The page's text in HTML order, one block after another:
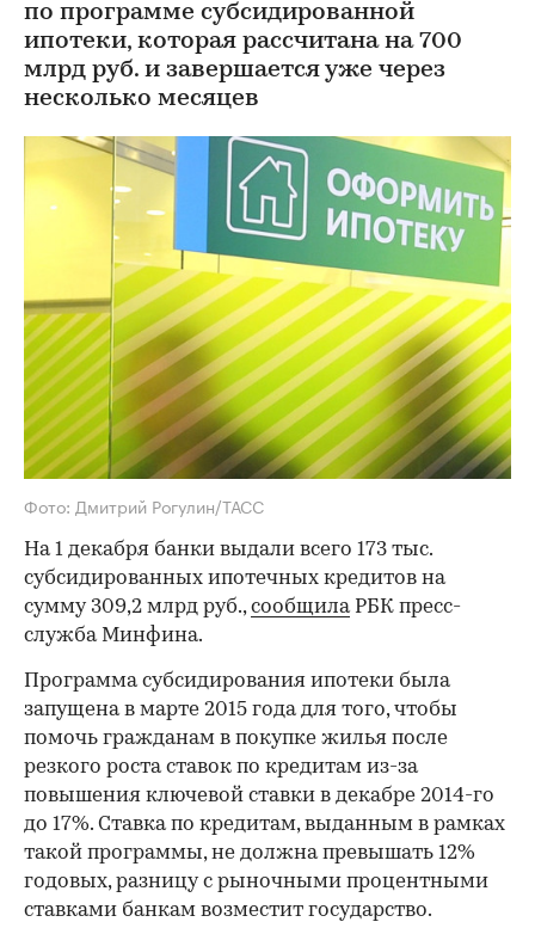
по программе субсидированной
ипотеки, которая рассчитана на 700
млрд руб. и завершается уже через
несколько месяцев
Фото: Дмитрий Рогулин/ТАСС
На 1 декабря банки выдали всего 173 тыс.
субсидированных ипотечных кредитов на
сумму 309,2 млрд руб.,сообщилаРБК пресс-
служба Минфина.
Программа субсидирования ипотеки была
запущена в марте 2015 года для того, чтобы
помочь гражданам в покупке жилья после
резкого роста ставок по кредитам из-за
повышения ключевой ставки в декабре 2014-го
до 17%. Ставка по кредитам, выданным в рамках
такой программы, не должна превышать 12%
годовых, разницу с рыночными процентными
ставками банкам возместит государство.